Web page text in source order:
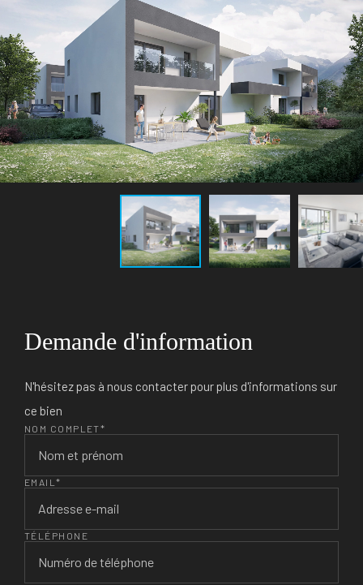
Demande d'information
N'hésitez pas à nous contacter pour plus d'informations sur
ce bien
NOM COMPLET*
EMAIL*
TÉLÉPHONE